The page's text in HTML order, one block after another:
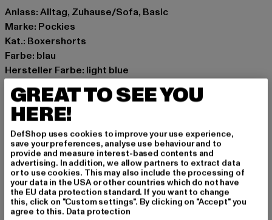
Anlass: Alltag, Zuhause/Sofa, Basic
Marke: Pockies
Kat.: Boxershorts
Farbe: blau
Hersteller Farbe: light blue
Materialzusammensetzung: 95% Baumwolle, 5%
Elasthan
Art.Nr: BBBB-1P-01851
Hersteller: Pockies B.V. |support@pockies.com
Van Boetzelaerstraat 49 | 1051 Amsterdam | NL
GRÖSSE & PASSFORM
GREAT TO SEE YOU
HERE!
DefShop uses cookies to improve your use experience,
save your preferences, analyse use behaviour and to
provide and measure interest-based contents and
advertising. In addition, we allow partners to extract data
or to use cookies. This may also include the processing of
your data in the USA or other countries which do not have
the EU data protection standard. If you want to change
this, click on "Custom settings". By clicking on "Accept" you
agree to this. Data protection